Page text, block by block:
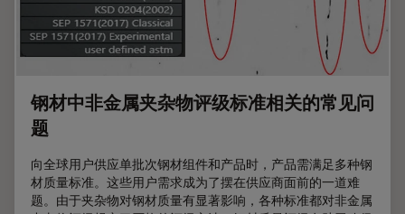
钢材中非金属夹杂物评级标准相关的常见问
题
向全球用户供应单批次钢材组件和产品时，产品需满足多种钢
材质量标准。这些用户需求成为了摆在供应商面前的一道难
题。由于夹杂物对钢材质量有显著影响，各种标准都对非金属